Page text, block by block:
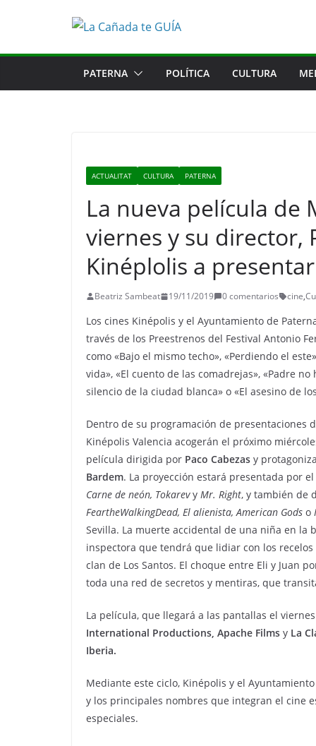
PATERNA POLÍTICA CULTURA
ACTUALITAT CULTURA PATERNA
La nueva película de
viernes y su director,
Kinéplolis a
Beatriz Sambeat 19/11/2019 0 comentarios cine,
Los cines Kinépolis y el Ayuntamiento de
través de los Preestrenos del Festival Antonio
como «Bajo el mismo techo», «Perdiendo el
vida», «El cuento de las comadrejas», «Padre no
silencio de la ciudad blanca» o «El asesino de
Dentro de su programación de presentaciones
Kinépolis Valencia acogerán el próximo
película dirigida por Paco Cabezas y
Bardem. La proyección estará presentada por
Carne de neón, Tokarevy Mr. Right, y también de
FeartheWalkingDead, El alienista, American Gods o
Sevilla. La muerte accidental de una niña en la
inspectora que tendrá que lidiar con los
clan de Los Santos. El choque entre Eli y Juan
toda una red de secretos y mentiras, que
La película, que llegará a las pantallas el
International Productions, Apache Films y La
Iberia.
Mediante este ciclo, Kinépolis y el
y los principales nombres que integran el cine
especiales.